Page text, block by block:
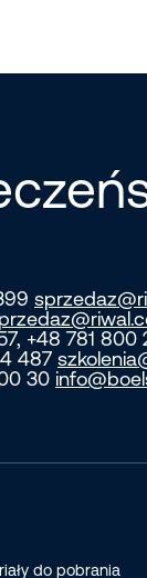
+48 781
487
30
do pobrania